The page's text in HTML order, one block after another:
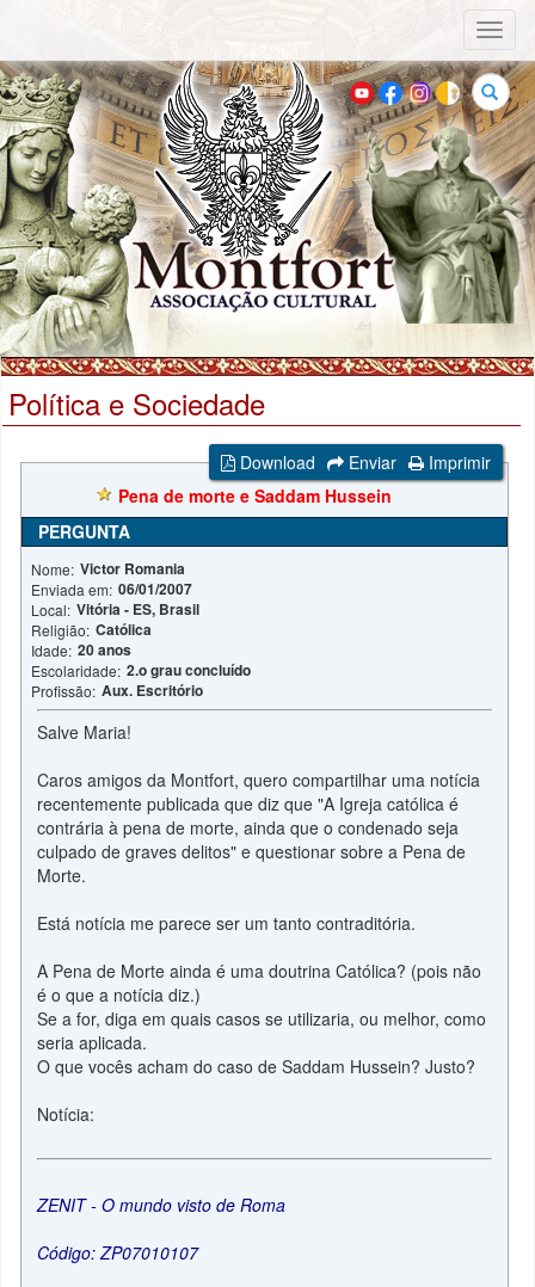
Buscar
Política e Sociedade
Download Enviar
Imprimir
Pena de morte e Saddam Hussein
PERGUNTA
Nome: Victor Romania
Enviada em: 06/01/2007
Local: Vitória - ES, Brasil
Religião: Católica
Idade: 20 anos
Escolaridade: 2.o grau concluído
Profissão: Aux. Escritório
Salve Maria!
Caros amigos da Montfort, quero compartilhar uma notícia
recentemente publicada que diz que "A Igreja católica é
contrária à pena de morte, ainda que o condenado seja
culpado de graves delitos" e questionar sobre a Pena de
Morte.
Está notícia me parece ser um tanto contraditória.
A Pena de Morte ainda é uma doutrina Católica? (pois não
é o que a notícia diz.)
Se a for, diga em quais casos se utilizaria, ou melhor, como
seria aplicada.
O que vocês acham do caso de Saddam Hussein? Justo?
Notícia:
ZENIT - O mundo visto de Roma
Código: ZP07010107